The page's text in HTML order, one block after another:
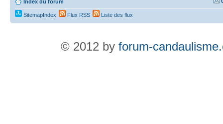
Index du forum
SitemapIndex Flux RSS Liste des flux
© 2012 by forum-